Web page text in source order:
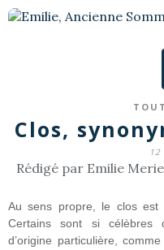
Clos,
12
Rédigé par Emilie
Au sens propre, le clos est
Certains sont si célèbres
d’origine particulière,